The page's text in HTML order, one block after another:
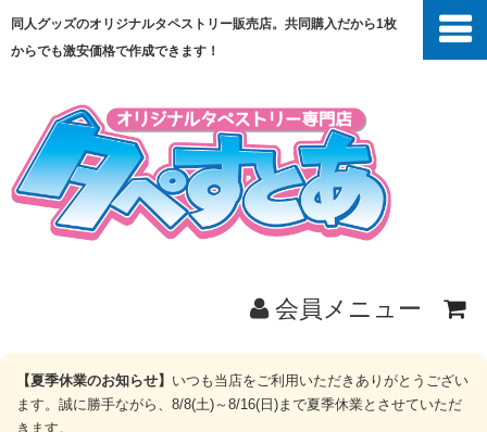
同人グッズのオリジナルタペストリー販売店。共同購入だから1枚
からでも激安価格で作成できます！
会員メニュー
商品一覧
【夏季休業のお知らせ】 いつも当店をご利用いただきありがとうござい
ます。誠に勝手ながら、8/8(土)～8/16(日)まで夏季休業とさせていただ
きます。